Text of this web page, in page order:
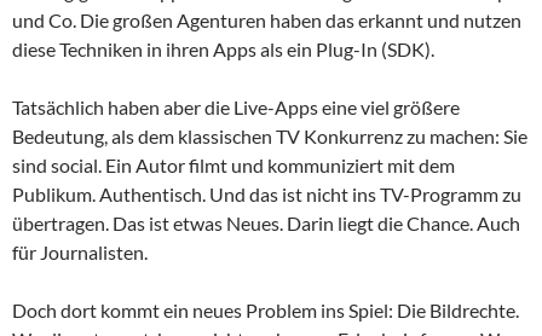
und Co. Die großen Agenturen haben das erkannt und nutzen
diese Techniken in ihren Apps als ein Plug-In (SDK).
Tatsächlich haben aber die Live-Apps eine viel größere
Bedeutung, als dem klassischen TV Konkurrenz zu machen: Sie
sind social. Ein Autor filmt und kommuniziert mit dem
Publikum. Authentisch. Und das ist nicht ins TV-Programm zu
übertragen. Das ist etwas Neues. Darin liegt die Chance. Auch
für Journalisten.
Doch dort kommt ein neues Problem ins Spiel: Die Bildrechte.